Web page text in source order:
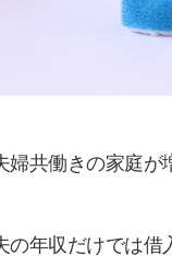
婦共働きの家庭
の年収だけでは